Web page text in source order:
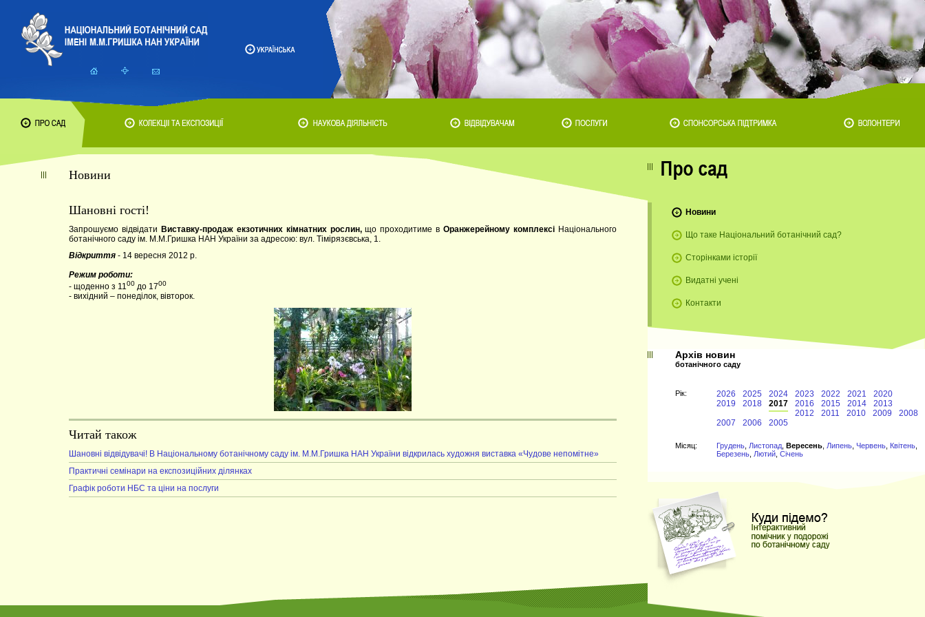
Новини
Шановні гості!
Запрошуємо відвідати Виставку-продаж екзотичних кімнатних рослин,що проходитиме вОранжерейному комплексі Національного
ботанічного саду ім. М.М.Гришка НАН України за адресою: вул. Тімірязєвська, 1.
Відкриття - 14 вересня 2012 р.
Режим роботи:
- щоденно з 1100 до 1700
- вихідний – понеділок, вівторок.
Читай також
Шановні відвідувачі! В Національному ботанічному саду ім. М.М.Гришка НАН України відкрилась художня виставка «Чудове непомітне»
Практичні семінари на експозиційних ділянках
Графік роботи НБС та ціни на послуги
Новини
Що таке Національний ботанічний сад?
Сторінками історії
Видатні учені
Контакти
Архів новин
ботанічного саду
Рiк: 2026 2025 2024 2023 2022 2021
2020
2019
2018 2017 2016 2015 2014
2013
2012
2011 2010 2009
2008
2007
2006 2005
Мiсяц: Грудень Листопад Вересень Липень Червень Квітень
Березень Лютий Січень